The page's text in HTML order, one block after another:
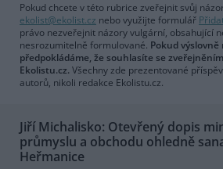
Pokud chcete v této rubrice zveřejnit svůj
ekolist@ekolist.cz nebo využijte formulář
právo nezveřejnit názory vulgární, obsahující
nesrozumitelně formulované. Pokud
předpokládáme, že souhlasíte se
Ekolistu.cz. Všechny zde prezentované
autorů, nikoli redakce Ekolistu.cz.
Jiří Michalisko: Otevřený dopis
průmyslu a obchodu ohledně
Heřmanice